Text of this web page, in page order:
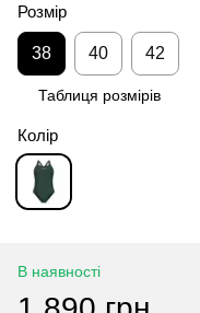
Розмір
38 40 42
Таблиця розмірів
Колір
В наявності